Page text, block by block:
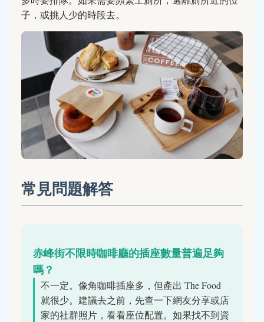
子，或挑人少的時段去。
常見問題解答
赤峰街不限時咖啡廳的插座數量普遍足夠
嗎？
不一定。像角咖啡插座多，但產出 The Food
就很少。建議去之前，先查一下網友分享或店
家的社群照片，看看座位配置。如果找不到資